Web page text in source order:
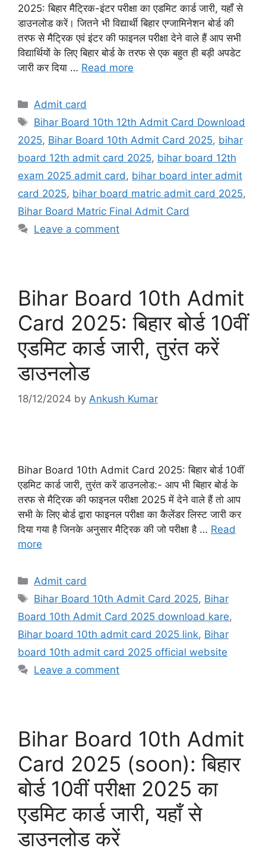
2025: बिहार मैट्रिक-इंटर परीक्षा का एडमिट कार्ड जारी, यहाँ से
डाउनलोड करें। जितने भी विद्यार्थी बिहार एग्जामिनेशन बोर्ड की
तरफ से मैट्रिक एवं इंटर की फाइनल परीक्षा देने वाले हैं आप सभी
विद्यार्थियों के लिए बिहार बोर्ड के तरफ से एक बहुत ही बड़ी अपडेट
जारी कर दिया … Read more
Categories
Admit card
Tags
Bihar Board 10th 12th Admit Card Download
2025, Bihar Board 10th Admit Card 2025, bihar
board 12th admit card 2025, bihar board 12th
exam 2025 admit card , bihar board inter admit
card 2025, bihar board matric admit card 2025,
Bihar Board Matric Final Admit Card
Leave a comment
Bihar Board 10th Admit
Card 2025: बिहार बोर्ड 10वीं
एडमिट कार्ड जारी, तुरंत करें
डाउनलोड
18/12/2024 by Ankush Kumar
Bihar Board 10th Admit Card 2025: बिहार बोर्ड 10वीं
एडमिट कार्ड जारी, तुरंत करें डाउनलोड:- आप भी बिहार बोर्ड के
तरफ से मैट्रिक की फाइनल परीक्षा 2025 में देने वाले हैं तो आप
सभी के लिए बोर्ड द्वारा फाइनल परीक्षा का कैलेंडर लिस्ट जारी कर
दिया गया है जिनके अनुसार मैट्रिक की जो परीक्षा है … Read
more
Categories
Admit card
Tags
Bihar Board 10th Admit Card 2025, Bihar
Board 10th Admit Card 2025 download kare,
Bihar board 10th admit card 2025 link, Bihar
board 10th admit card 2025 official website
Leave a comment
Bihar Board 10th Admit
Card 2025 (soon): बिहार
बोर्ड 10वीं परीक्षा 2025 का
एडमिट कार्ड जारी, यहाँ से
डाउनलोड करें